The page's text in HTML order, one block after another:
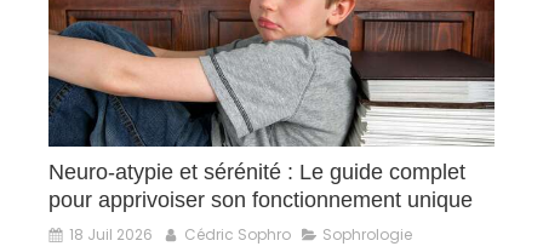
Neuro-atypie et sérénité : Le guide complet
pour apprivoiser son fonctionnement unique
18 Juil 2026 Cédric Sophro Sophrologie